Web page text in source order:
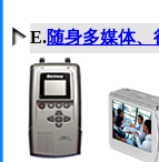
E.随身多媒体